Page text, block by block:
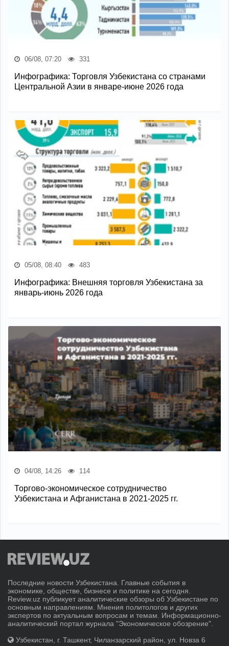
06/08, 07:20 331
Инфографика: Торговля Узбекистана со странами
Центральной Азии в январе-июне 2026 года
05/08, 08:40 483
Инфографика: Внешняя торговля Узбекистана за
январь-июнь 2026 года
04/08, 14:26 114
Торгово-экономическое сотрудничество
Узбекистана и Афганистана в 2021-2025 гг.
Последние новости Узбекистана. Главные события в
экономике, обществе, бизнесе и политике на сегодня.
Review.uz публикует аналитические обзоры об Узбекистане по
основным направлениям. Мнения политологов и других
экспертов по актуальным вопросам и темам. Информационно-
аналитический портал журнала "Экономическое обозрение".
Узбекистан, г. Ташкент, Чиланзарский район, ул. Новза 6